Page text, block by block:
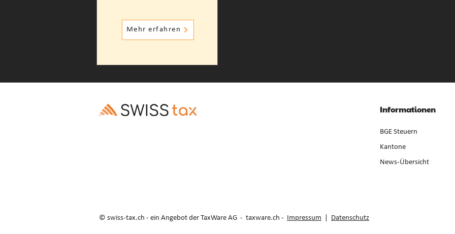
Mehr erfahren
Informationen
BGE Steuern
Kantone
News-Übersicht
© swiss-tax.ch - ein Angebot der TaxWare AG - taxware.ch - Impressum Datenschutz